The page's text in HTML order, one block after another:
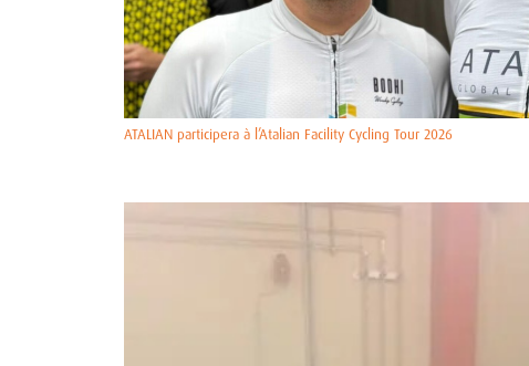
ATALIAN participera à l’Atalian Facility Cycling Tour 2026